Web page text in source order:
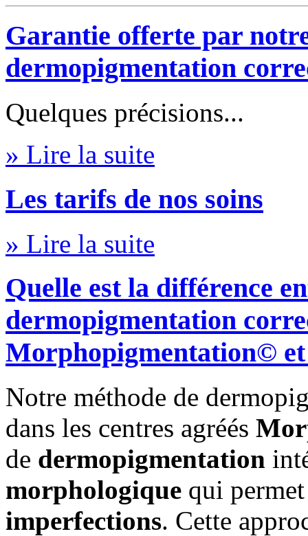
Garantie offerte par
dermopigmentation
Quelques précisions...
» Lire la suite
Les tarifs de nos soins
» Lire la suite
Quelle est la différence
dermopigmentation
Morphopigmentation©
Notre méthode de
dans les centres agréés
de dermopigmentation
morphologique qui
imperfections. Cette